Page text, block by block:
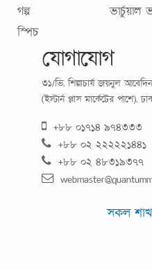
গল্প
স্পিচ
ভার্চুয়াল
যোগাযোগ
৩১/ভি, শিল্পাচার্য জয়নুল
(ইস্টার্ন প্লাস মার্কেটের পাশে),
+৮৮ ০১৭১৪ ৯৭৪৩৩৩
+৮৮ ০২ ২২২২২১৪৪১
+৮৮ ০২ ৪৮৩১৯৩৭৭
সকল